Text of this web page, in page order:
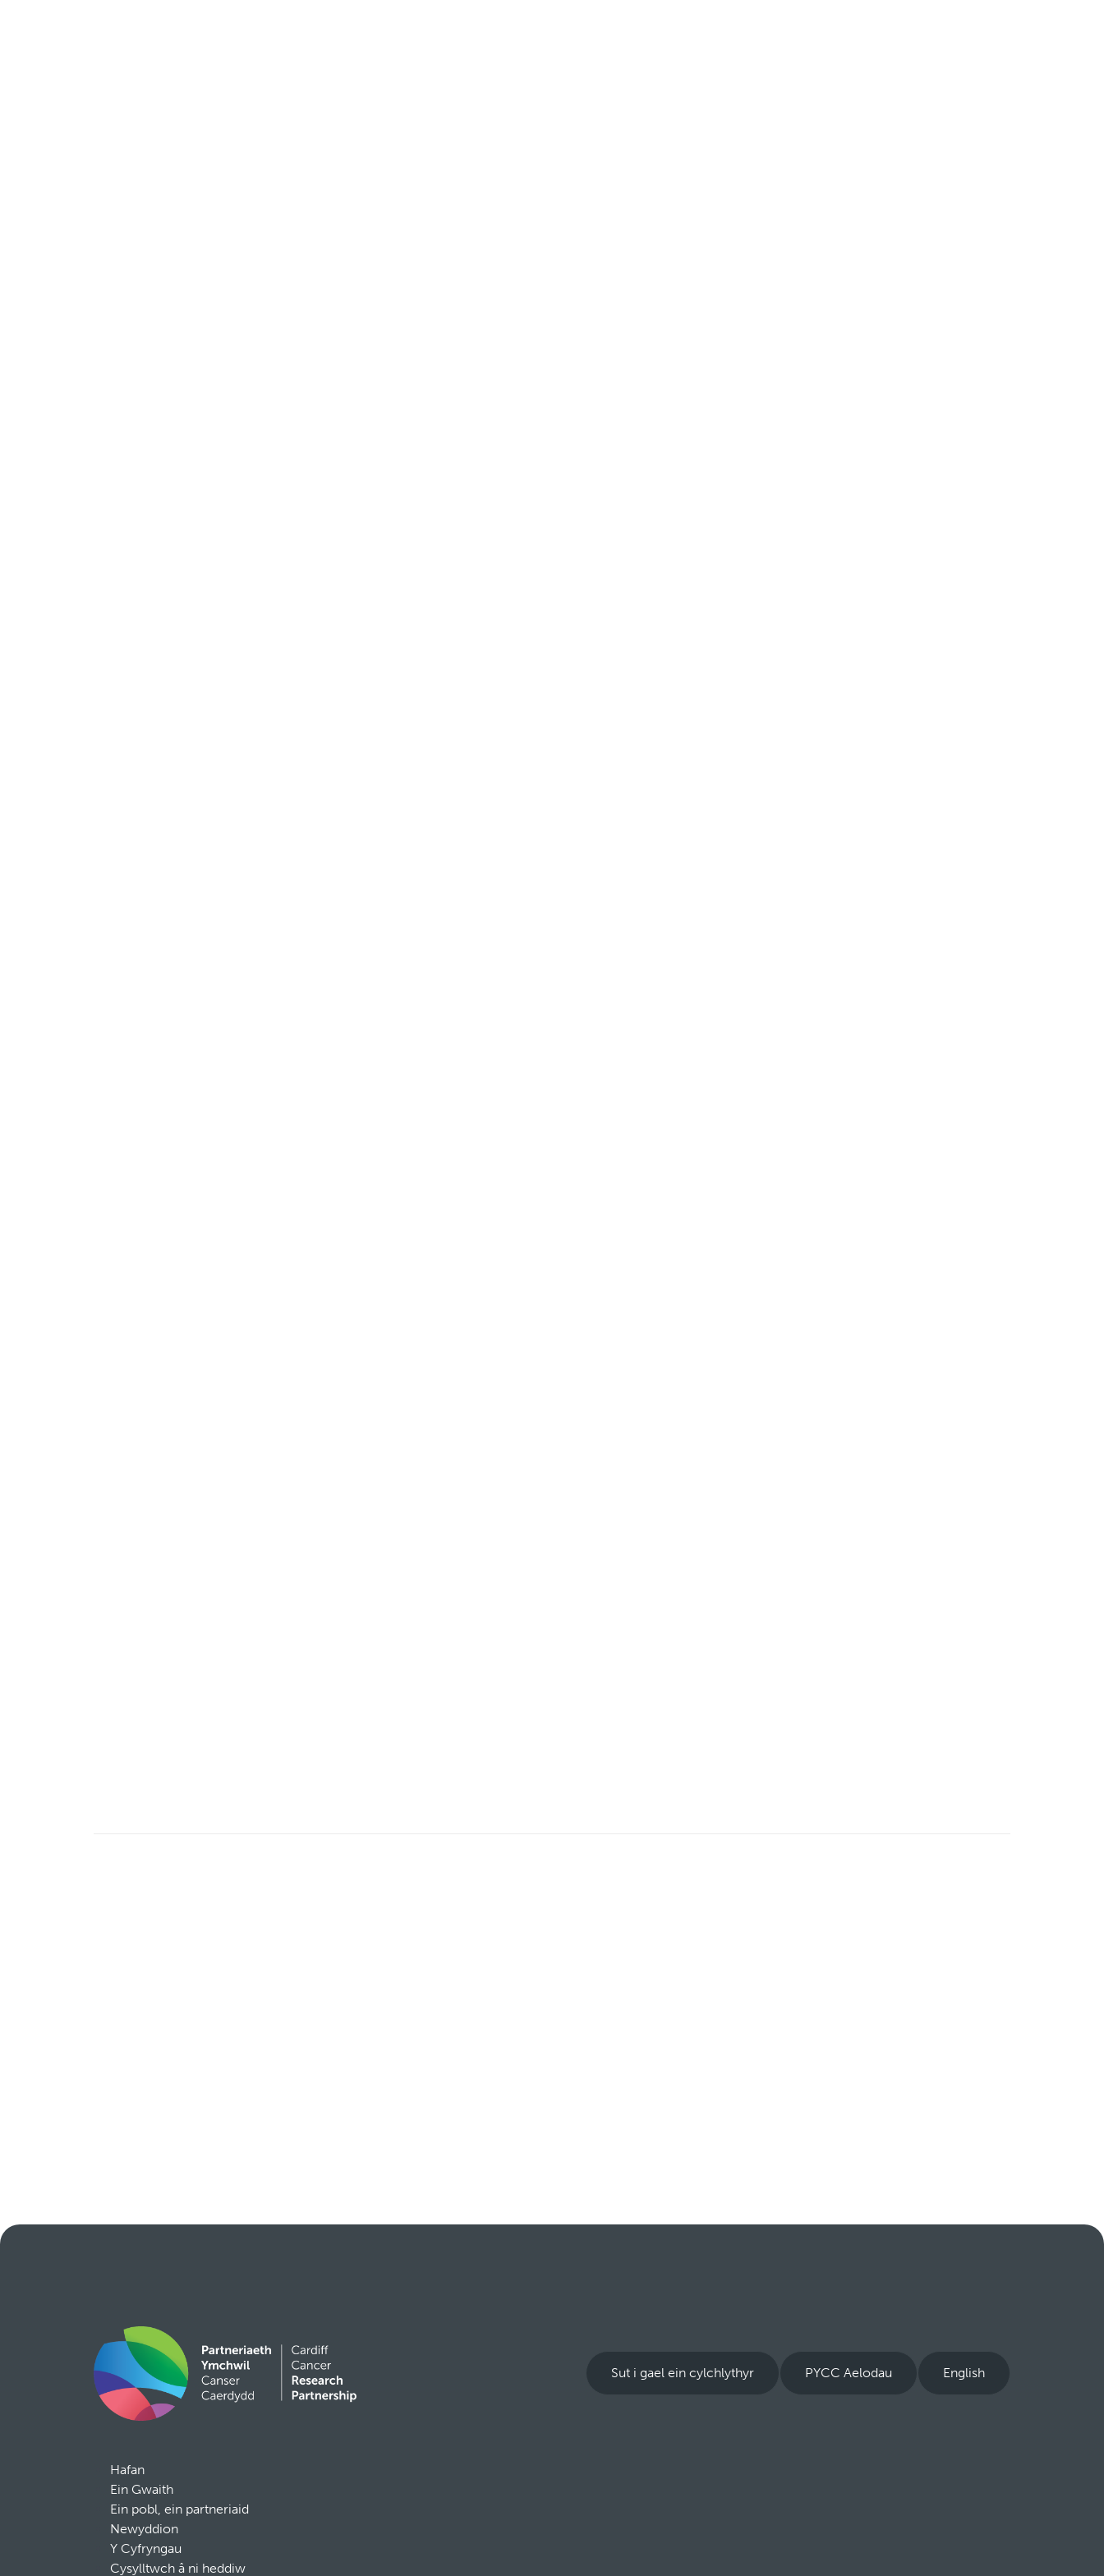
Sut i gael ein cylchlythyr PYCC Aelodau English
Hafan
Ein Gwaith
Ein pobl, ein partneriaid
Newyddion
Y Cyfryngau
Cysylltwch â ni heddiw